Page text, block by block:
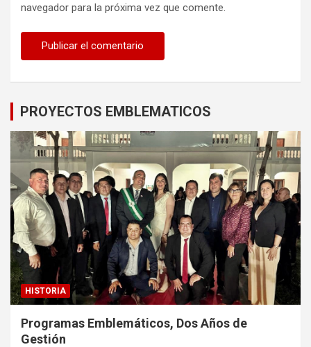
navegador para la próxima vez que comente.
PROYECTOS EMBLEMATICOS
HISTORIA
Programas Emblemáticos, Dos Años de
Gestión